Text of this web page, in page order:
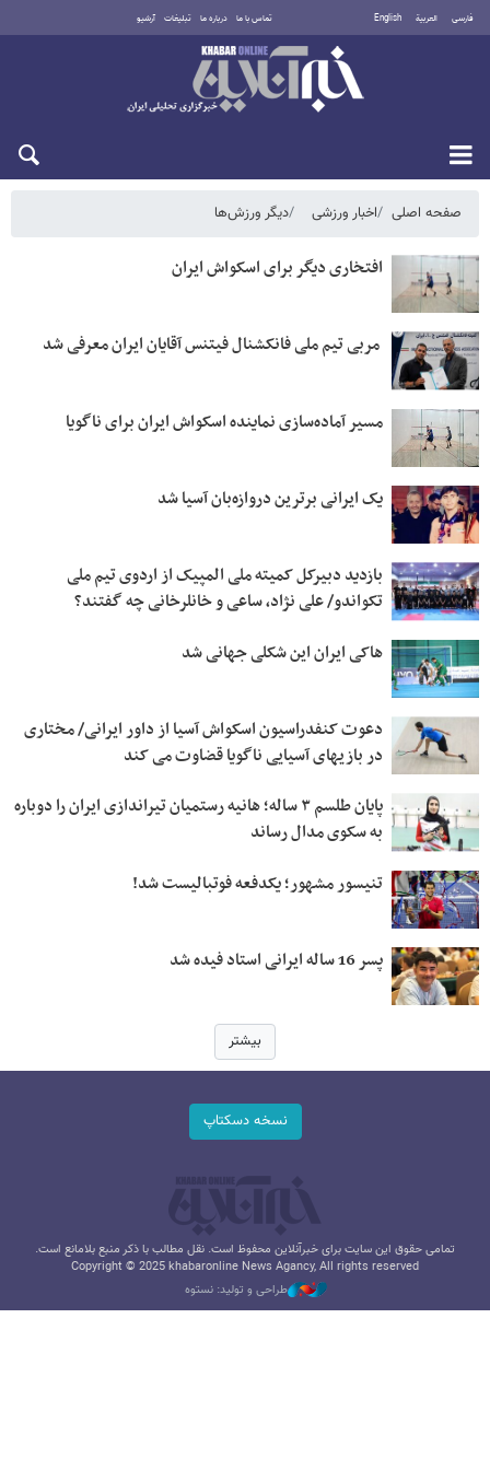
فارسی العربية English تماس با ما درباره ما تبلیغات آرشیو
پنجشنبه ۱۵ مرداد ۱۴۰۵
صفحه اصلی اخبار ورزشی دیگر ورزش‌ها
افتخاری دیگر برای اسکواش ایران
مسیر آماده‌سازی نماینده اسکواش ایران برای ناگویا
یک ایرانی برترین دروازه‌بان آسیا شد
بازدید دبیرکل کمیته ملی المپیک از اردوی تیم ملی
تکواندو/ علی نژاد، ساعی و خانلرخانی چه گفتند؟
هاکی ایران این شکلی جهانی شد
دعوت کنفدراسیون اسکواش آسیا از داور ایرانی/ مختاری
در بازیهای آسیایی ناگویا قضاوت می کند
پایان طلسم ۳ ساله؛ هانیه رستمیان تیراندازی ایران را دوباره
به سکوی مدال رساند
تنیسور مشهور؛ یکدفعه فوتبالیست شد!
پسر 16 ساله ایرانی استاد فیده شد
بیشتر
نسخه دسکتاپ
تمامی حقوق این سایت برای خبرآنلاین محفوظ است. نقل مطالب با ذکر منبع بلامانع است.
Copyright © 2025 khabaronline News Agancy, All rights reserved
طراحی و تولید: نستوه